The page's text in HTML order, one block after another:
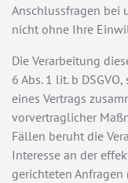
Anschlussfragen bei
nicht ohne Ihre
Die Verarbeitung
6 Abs. 1 lit. b
eines Vertrags
vorvertraglicher
Fällen beruht die
Interesse an der
gerichteten Anfragen